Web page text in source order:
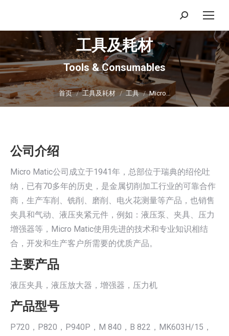
搜
索：
工具及耗材
Tools & Consumables
你在这里：
首页 工具及耗材 工具 Micro…
公司介绍
Micro Matic公司成立于1941年，总部位于瑞典的绍伦吐
纳，已有70多年的历史，是金属切削加工行业的可靠合作
商，生产车削、铣削、磨削、电火花测量等产品，也销售
夹具和气动、液压夹紧元件，例如：液压泵、夹具、压力
增强器等，Micro Matic使用先进的技术和专业知识相结
合，开发和生产客户所需要的优质产品。
主要产品
液压夹具，液压放大器，增强器，压力机
产品型号
P720，P820，P940P，M 840，B 822，MK603H/15，